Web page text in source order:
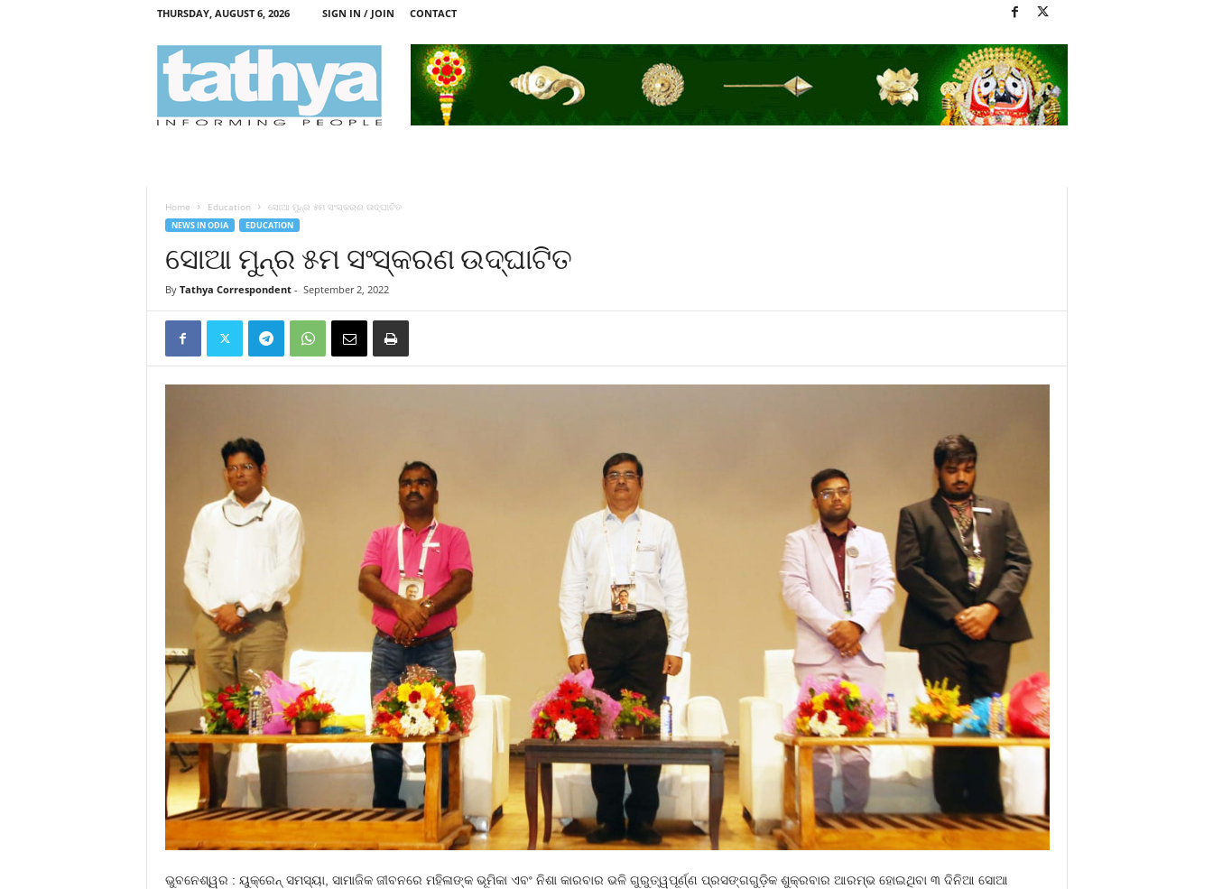
THURSDAY, AUGUST 6, 2026 SIGN IN / JOIN CONTACT
Home Education ସୋଆ ମୁନ୍‌ର ୫ମ ସଂସ୍କରଣ ଉଦ୍‌ଘାଟିତ
NEWS IN ODIA EDUCATION
ସୋଆ ମୁନ୍‌ର ୫ମ ସଂସ୍କରଣ ଉଦ୍‌ଘାଟିତ
By Tathya Correspondent- September 2, 2022
ଭୁବନେଶ୍ୱର : ୟୁକ୍ରେନ୍ ସମସ୍ୟା, ସାମାଜିକ ଜୀବନରେ ମହିଳାଙ୍କ ଭୂମିକା ଏବଂ ନିଶା କାରବାର ଭଳି ଗୁରୁତ୍ୱପୂର୍ଣ୍ଣ ପ୍ରସଙ୍ଗଗୁଡ଼ିକ ଶୁକ୍ରବାର ଆରମ୍ଭ ହୋଇଥିବା ୩ ଦିନିଆ ସୋଆ